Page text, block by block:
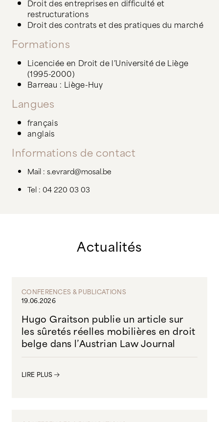
Droit des entreprises en difficulté et
restructurations
Droit des contrats et des pratiques du marché
Formations
Licenciée en Droit de l’Université de Liège
(1995-2000)
Barreau : Liège-Huy
Langues
français
anglais
Informations de contact
Mail : s.evrard@mosal.be
Tel : 04 220 03 03
Actualités
CONFERENCES & PUBLICATIONS
19.06.2026
Hugo Graitson publie un article sur
les sûretés réelles mobilières en droit
belge dans l’Austrian Law Journal
LIRE PLUS